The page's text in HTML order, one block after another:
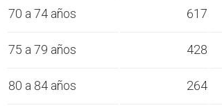
70 a 74 años 617
75 a 79 años 428
80 a 84 años 264